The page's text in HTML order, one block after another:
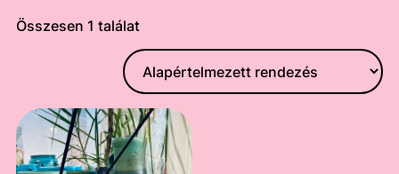
Összesen 1 találat